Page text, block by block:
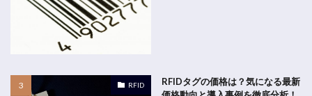
RFID
RFIDタグの価格は？気になる最新